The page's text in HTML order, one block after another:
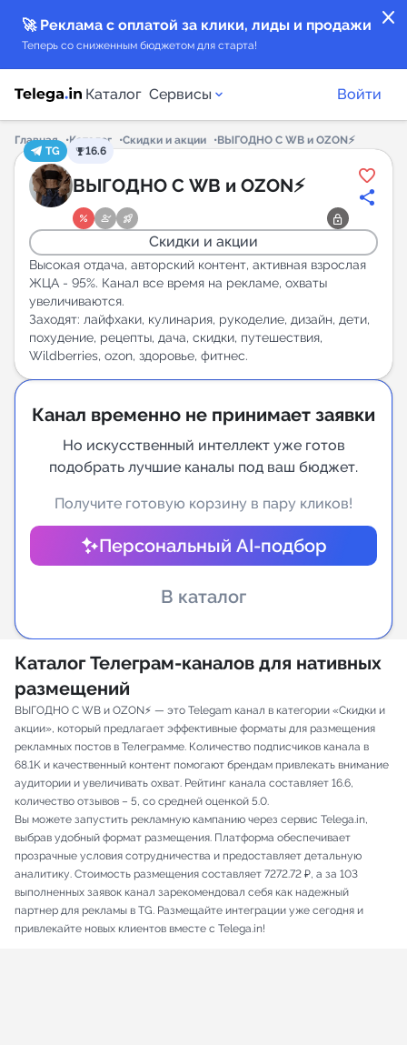
close
🚀 Реклама с оплатой за клики, лиды и продажи
Теперь со сниженным бюджетом для старта!
Каталог Сервисы
Каталог каналов
Каталог ботов
Горящие предложения
Индекс читаемости каналов в Telegram
New
Аналитика MAX каналов
Индивидуальное сопровождение
Войти
Главная Каталог Скидки и акции
ВЫГОДНО С WB и OZON⚡️
TG
16.6
ВЫГОДНО С WB и OZON⚡️
Скидки и акции
Высокая отдача, авторский контент, активная взрослая
ЖЦА - 95%. Канал все время на рекламе, охваты
увеличиваются.
Заходят: лайфхаки, кулинария, рукоделие, дизайн, дети,
похудение, рецепты, дача, скидки, путешествия,
Wildberries, ozon, здоровье, фитнес.
Канал временно не принимает заявки
Но искусственный интеллект уже готов
подобрать лучшие каналы под ваш бюджет.
Получите готовую корзину в пару кликов!
Персональный AI-подбор
В каталог
Каталог Телеграм-каналов для нативных
размещений
ВЫГОДНО С WB и OZON⚡️ — это Telegam канал в категории «Скидки и
акции», который предлагает эффективные форматы для размещения
рекламных постов в Телеграмме. Количество подписчиков канала в
68.1K и качественный контент помогают брендам привлекать внимание
аудитории и увеличивать охват. Рейтинг канала составляет 16.6,
количество отзывов – 5, со средней оценкой 5.0.
Вы можете запустить рекламную кампанию через сервис Telega.in,
выбрав удобный формат размещения. Платформа обеспечивает
прозрачные условия сотрудничества и предоставляет детальную
аналитику. Стоимость размещения составляет 7272.72 ₽, а за 103
выполненных заявок канал зарекомендовал себя как надежный
партнер для рекламы в TG. Размещайте интеграции уже сегодня и
привлекайте новых клиентов вместе с Telega.in!